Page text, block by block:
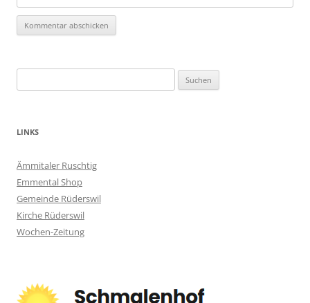
nach:
LINKS
Ämmitaler Ruschtig
Emmental Shop
Gemeinde Rüderswil
Kirche Rüderswil
Wochen-Zeitung